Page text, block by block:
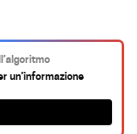
un’informazione